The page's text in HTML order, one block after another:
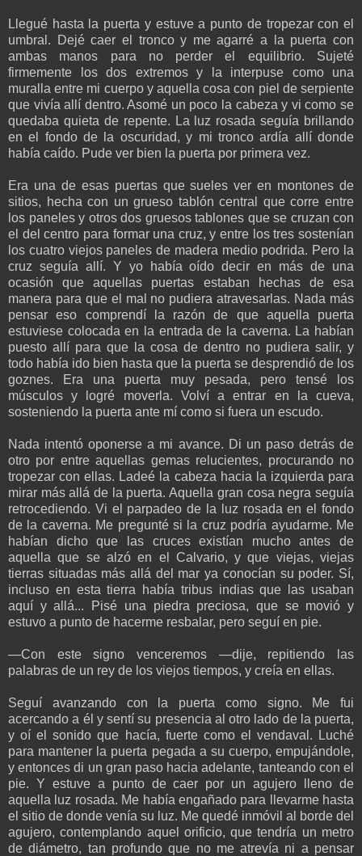
Llegué hasta la puerta y estuve a punto de tropezar con el
umbral. Dejé caer el tronco y me agarré a la puerta con
ambas manos para no perder el equilibrio. Sujeté
firmemente los dos extremos y la interpuse como una
muralla entre mi cuerpo y aquella cosa con piel de serpiente
que vivía allí dentro. Asomé un poco la cabeza y vi como se
quedaba quieta de repente. La luz rosada seguía brillando
en el fondo de la oscuridad, y mi tronco ardía allí donde
había caído. Pude ver bien la puerta por primera vez.
Era una de esas puertas que sueles ver en montones de
sitios, hecha con un grueso tablón central que corre entre
los paneles y otros dos gruesos tablones que se cruzan con
el del centro para formar una cruz, y entre los tres sostenían
los cuatro viejos paneles de madera medio podrida. Pero la
cruz seguía allí. Y yo había oído decir en más de una
ocasión que aquellas puertas estaban hechas de esa
manera para que el mal no pudiera atravesarlas. Nada más
pensar eso comprendí la razón de que aquella puerta
estuviese colocada en la entrada de la caverna. La habían
puesto allí para que la cosa de dentro no pudiera salir, y
todo había ido bien hasta que la puerta se desprendió de los
goznes. Era una puerta muy pesada, pero tensé los
músculos y logré moverla. Volví a entrar en la cueva,
sosteniendo la puerta ante mí como si fuera un escudo.
Nada intentó oponerse a mi avance. Di un paso detrás de
otro por entre aquellas gemas relucientes, procurando no
tropezar con ellas. Ladeé la cabeza hacia la izquierda para
mirar más allá de la puerta. Aquella gran cosa negra seguía
retrocediendo. Vi el parpadeo de la luz rosada en el fondo
de la caverna. Me pregunté si la cruz podría ayudarme. Me
habían dicho que las cruces existían mucho antes de
aquella que se alzó en el Calvario, y que viejas, viejas
tierras situadas más allá del mar ya conocían su poder. Sí,
incluso en esta tierra había tribus indias que las usaban
aquí y allá... Pisé una piedra preciosa, que se movió y
estuvo a punto de hacerme resbalar, pero seguí en pie.
—Con este signo venceremos —dije, repitiendo las
palabras de un rey de los viejos tiempos, y creía en ellas.
Seguí avanzando con la puerta como signo. Me fui
acercando a él y sentí su presencia al otro lado de la puerta,
y oí el sonido que hacía, fuerte como el vendaval. Luché
para mantener la puerta pegada a su cuerpo, empujándole,
y entonces di un gran paso hacia adelante, tanteando con el
pie. Y estuve a punto de caer por un agujero lleno de
aquella luz rosada. Me había engañado para llevarme hasta
el sitio de donde venía su luz. Me quedé inmóvil al borde del
agujero, contemplando aquel orificio, que tendría un metro
de diámetro, tan profundo que no me atrevía ni a pensar